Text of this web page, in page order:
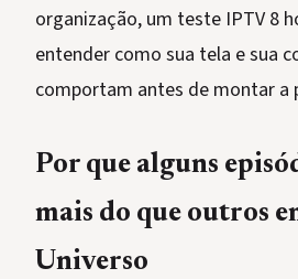
organização, um teste IPTV 8
entender como sua tela e sua
comportam antes de montar a
Por que alguns
mais do que outros
Universo